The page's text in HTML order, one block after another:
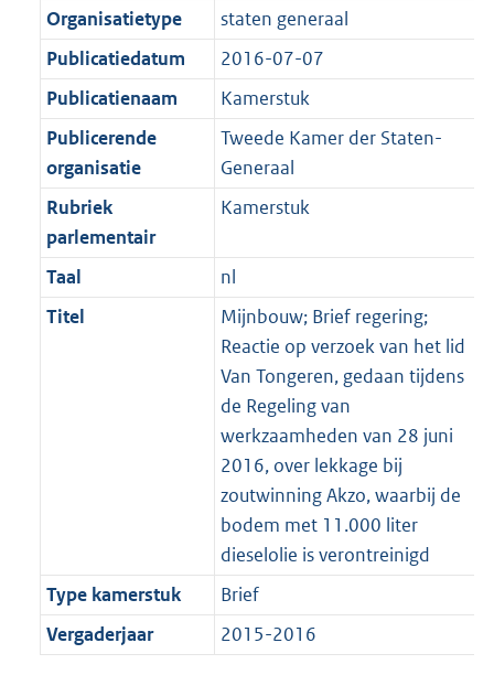
Organisatietype
staten generaal
Publicatiedatum
2016-07-07
Publicatienaam
Kamerstuk
Publicerende
organisatie
Tweede Kamer der Staten-
Generaal
Rubriek
parlementair
Kamerstuk
Taal
nl
Titel
Mijnbouw; Brief regering;
Reactie op verzoek van het lid
Van Tongeren, gedaan tijdens
de Regeling van
werkzaamheden van 28 juni
2016, over lekkage bij
zoutwinning Akzo, waarbij de
bodem met 11.000 liter
dieselolie is verontreinigd
Type kamerstuk
Brief
Vergaderjaar
2015-2016